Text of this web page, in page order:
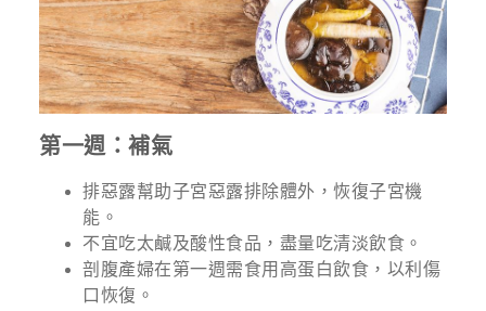
第一週：補氣
排惡露幫助子宮惡露排除體外，恢復子宮機
能。
不宜吃太鹹及酸性食品，盡量吃清淡飲食。
剖腹產婦在第一週需食用高蛋白飲食，以利傷
口恢復。